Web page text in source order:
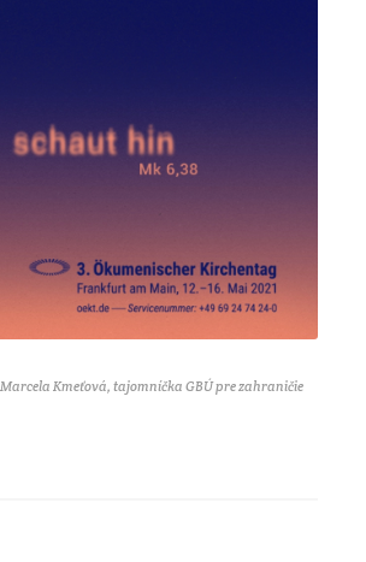
Marcela Kmeťová, tajomníčka GBÚ pre zahraničie